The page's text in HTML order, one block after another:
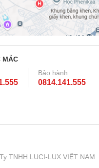
MẮC
Bảo hành
0814.141.555
TNHH LUCI-LUX VIỆT NAM